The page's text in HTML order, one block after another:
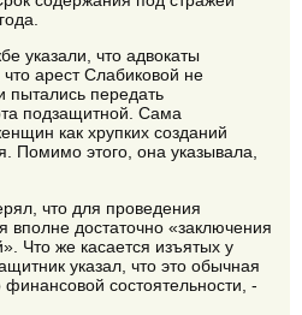
указали, что адвокаты
арест Слабиковой не
пытались передать
подзащитной. Сама
как хрупких созданий
Помимо этого, она указывала,
что для проведения
вполне достаточно «заключения
Что же касается изъятых у
указал, что это обычная
состоятельности, -